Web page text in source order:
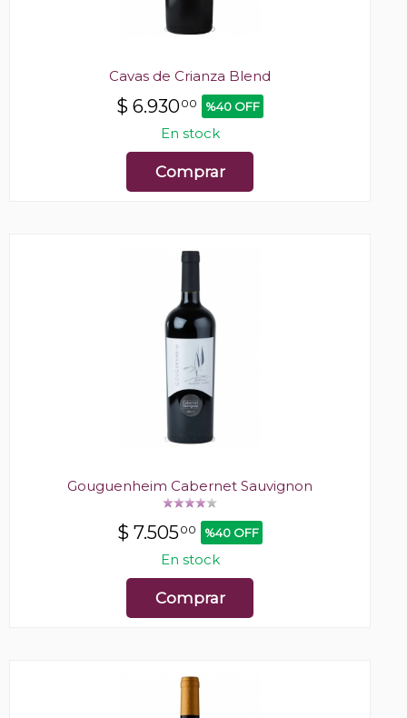
Cavas de Crianza Blend
$ 6.93000 %40 OFF
En stock
Comprar
Gouguenheim Cabernet Sauvignon
$ 7.50500 %40 OFF
En stock
Comprar